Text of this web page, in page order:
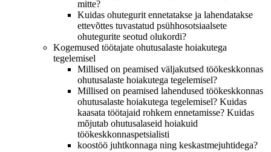
mitte?
Kuidas ohutegurit ennetatakse ja lahendatakse
ettevõttes tuvastatud psühhosotsiaalsete
ohutegurite seotud olukordi?
Kogemused töötajate ohutusalaste hoiakutega
tegelemisel
Millised on peamised väljakutsed töökeskkonnas
ohutusalaste hoiakutega tegelemisel?
Millised on peamised lahendused töökeskkonnas
ohutusalaste hoiakutega tegelemisel? Kuidas
kaasata töötajaid rohkem ennetamisse? Kuidas
mõjutab ohutusalaseid hoiakuid
töökeskkonnaspetsialisti
koostöö juhtkonnaga ning keskastmejuhtidega?